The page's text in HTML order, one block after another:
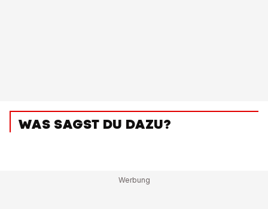
WAS SAGST DU DAZU?